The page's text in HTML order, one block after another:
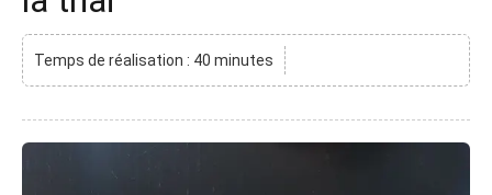
Temps de réalisation : 40 minutes